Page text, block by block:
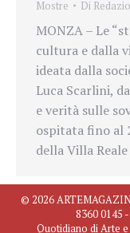
Mostre Di
MONZA – Le
cultura e dalla
ideata dalla
Luca Scarlini,
e verità sulle
ospitata fino al
della Villa
© 2026
8360 0145
Quotidiano di Arte